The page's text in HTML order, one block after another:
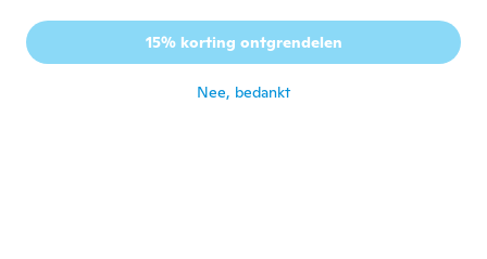
Mirian
Lid geworden van 2021 · 1 beoordelingen
15% korting ontgrendelen
Nee, bedankt